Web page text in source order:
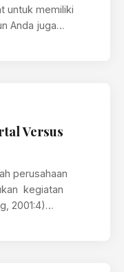
untuk memiliki
Anda juga
Versus
perusahaan
kegiatan
2001:4)